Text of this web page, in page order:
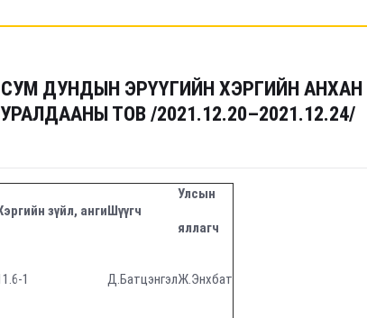
ДУНДЫН ЭРҮҮГИЙН ХЭРГИЙН АНХАН
ТОВ /2021.12.20–2021.12.24/
зүйл, ангиШүүгч
Улсын
яллагч
1 Д.БатцэнгэлЖ.Энхбат